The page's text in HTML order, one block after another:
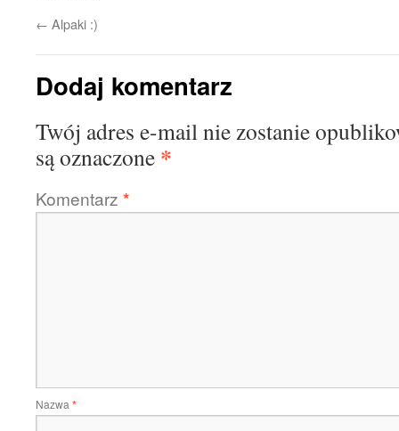
← Alpaki :)
Dodaj komentarz
Twój adres e-mail nie zostanie
są oznaczone *
Komentarz *
Nazwa *